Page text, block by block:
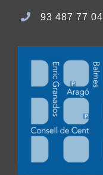
93 487 77 04